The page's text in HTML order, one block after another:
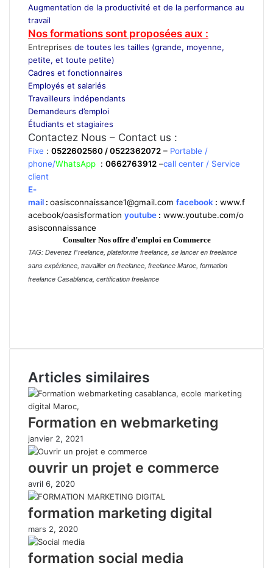
Augmentation de la productivité et de la performance au
travail
Nos formations sont proposées aux :
Entreprises de toutes les tailles (grande, moyenne,
petite, et toute petite)
Cadres et fonctionnaires
Employés et salariés
Travailleurs indépendants
Demandeurs d’emploi
Étudiants et stagiaires
Contactez Nous – Contact us :
Fixe : 0522602560 / 0522362072 – Portable /
phone/WhatsApp : 0662763912 –call center / Service
client
E-
mail : oasisconnaissance1@gmail.com facebook : www.f
acebook/oasisformation youtube : www.youtube.com/o
asisconnaissance
Consulter Nos offre d’emploi en Commerce
TAG: Devenez Freelance, plateforme freelance, se lancer en freelance
sans expérience, travailler en freelance, freelance Maroc, formation
freelance Casablanca, certification freelance
Articles similaires
Formation en webmarketing
janvier 2, 2021
ouvrir un projet e commerce
avril 6, 2020
formation marketing digital
mars 2, 2020
formation social media